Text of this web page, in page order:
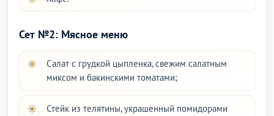
Сет №2: Мясное меню
Салат с грудкой цыпленка, свежим салатным
миксом и бакинскими томатами;
Стейк из телятины, украшенный помидорами